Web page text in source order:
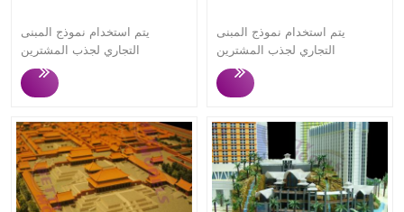
يتم استخدام نموذج المبنى
التجاري لجذب المشترين
والمستثمرين المحتملين في
الأحداث التسويقية أو المعارض
فهم مفهوم التصميم والهيكل
والوظيفة وما إلى ذلك للمبنى
التجاري . تركز Betty Models على
تخصيص نماذج المباني التجارية
عالية الجودة لأكثر من 12 عامًا.
يتم استخدام نموذج المبنى
التجاري لجذب المشترين
والمستثمرين المحتملين في
الأحداث التسويقية أو المعارض
فهم مفهوم التصميم والهيكل
والوظيفة وما إلى ذلك للمبنى
التجاري . تركز Betty Models على
تخصيص نماذج المباني التجارية
عالية الجودة لأكثر من 12 عامًا.